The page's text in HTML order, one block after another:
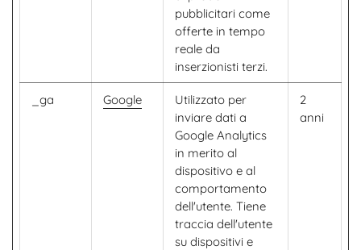
pubblicitari come
offerte in tempo
reale da
inserzionisti terzi.
_ga Google
Utilizzato per
inviare dati a
Google Analytics
in merito al
dispositivo e al
comportamento
dell'utente. Tiene
traccia dell'utente
su dispositivi e
2
anni